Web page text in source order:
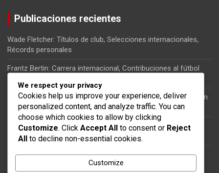
Publicaciones recientes
Wade Fletcher: Títulos de club, Selecciones internacionales,
Récords personales
Frantz Bertin: Carrera internacional, Contribuciones al fútbol
Kervens Belfort: Carrera internacional, Impacto en la selección
nacional, Partidos clave
Jean-Jacques Pierre: Papel en la selección nacional, Partidos
internacionales, Significado
Gerard Givens: Historia de vida, Trayectoria futbolística,
We respect your privacy
Cookies help us improve your experience, deliver
personalized content, and analyze traffic. You can
choose which cookies to allow by clicking
Customize. Click Accept All to consent or Reject
All to decline non-essential cookies.
Customize